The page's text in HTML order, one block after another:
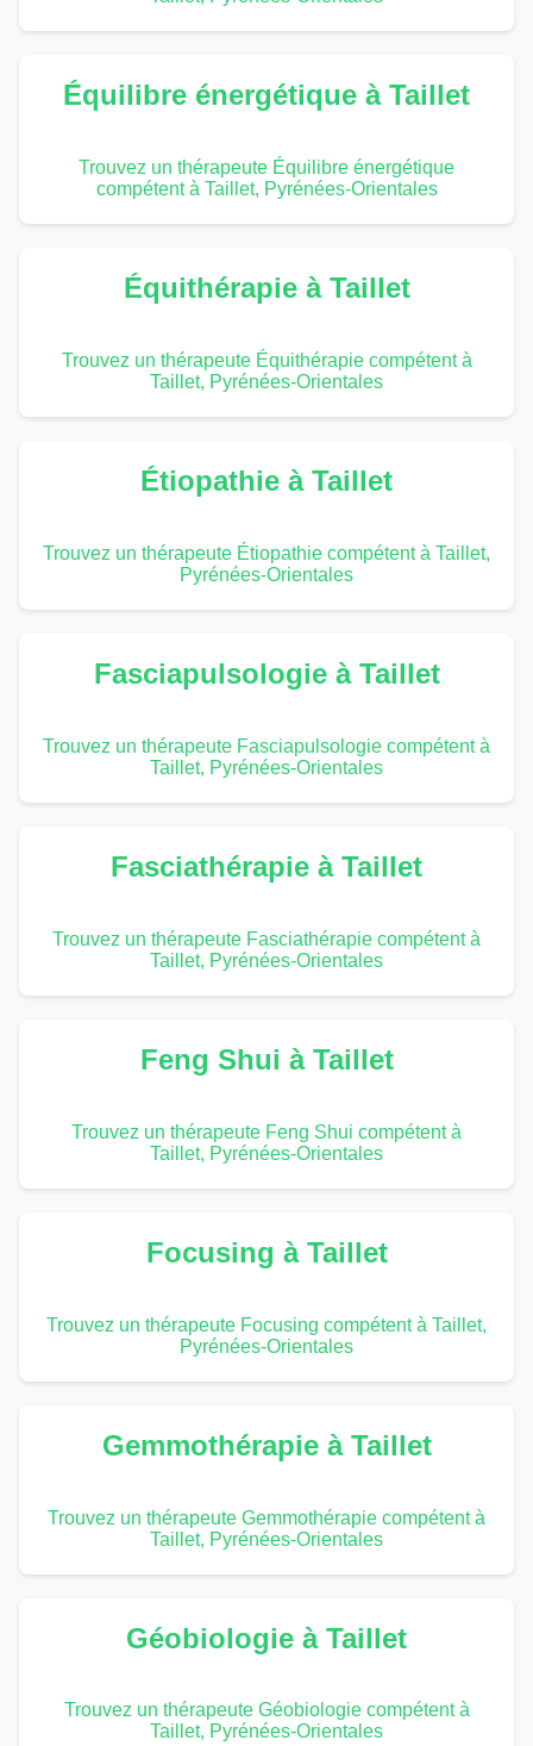
Équilibre énergétique à Taillet
Trouvez un thérapeute Équilibre énergétique
compétent à Taillet, Pyrénées-Orientales
Équithérapie à Taillet
Trouvez un thérapeute Équithérapie compétent à
Taillet, Pyrénées-Orientales
Étiopathie à Taillet
Trouvez un thérapeute Étiopathie compétent à Taillet,
Pyrénées-Orientales
Fasciapulsologie à Taillet
Trouvez un thérapeute Fasciapulsologie compétent à
Taillet, Pyrénées-Orientales
Fasciathérapie à Taillet
Trouvez un thérapeute Fasciathérapie compétent à
Taillet, Pyrénées-Orientales
Feng Shui à Taillet
Trouvez un thérapeute Feng Shui compétent à
Taillet, Pyrénées-Orientales
Focusing à Taillet
Trouvez un thérapeute Focusing compétent à Taillet,
Pyrénées-Orientales
Gemmothérapie à Taillet
Trouvez un thérapeute Gemmothérapie compétent à
Taillet, Pyrénées-Orientales
Géobiologie à Taillet
Trouvez un thérapeute Géobiologie compétent à
Taillet, Pyrénées-Orientales